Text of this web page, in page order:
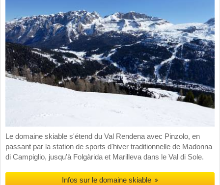
Le domaine skiable s'étend du Val Rendena avec Pinzolo, en
passant par la station de sports d'hiver traditionnelle de Madonna
di Campiglio, jusqu'à Folgàrida et Marilleva dans le Val di Sole.
Infos sur le domaine skiable